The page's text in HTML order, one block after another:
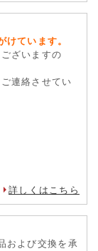
ています。
ざいますの
連絡させてい
詳しくはこちら
および交換を承